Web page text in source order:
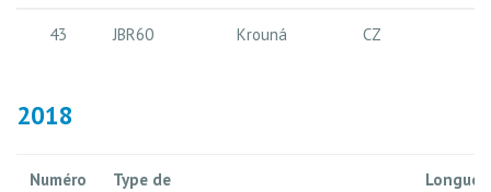
43 JBR60 Krouná CZ
2018
Numéro
Type de